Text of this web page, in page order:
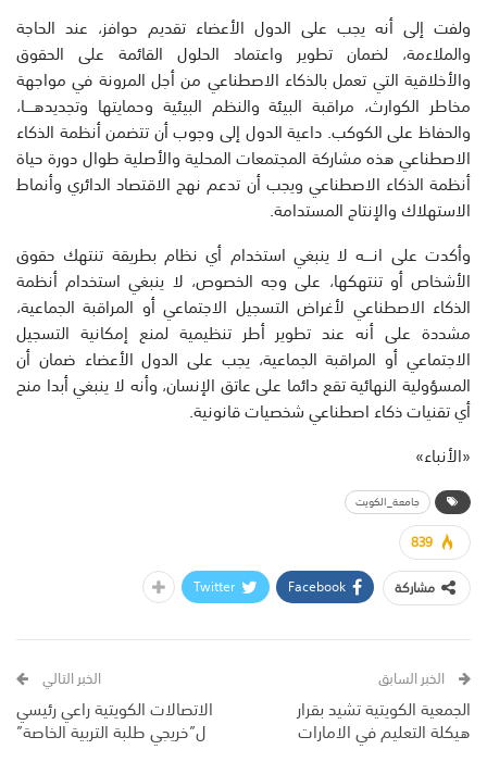
ولفت إلى أنه يجب على الدول الأعضاء تقديم حوافز، عند الحاجة
والملاءمة، لضمان تطوير واعتماد الحلول القائمة على الحقوق
والأخلاقية التي تعمل بالذكاء الاصطناعي من أجل المرونة في مواجهة
مخاطر الكوارث، مراقبة البيئة والنظم البيئية وحمايتها وتجديدهــــا،
والحفاظ على الكوكب. داعية الدول إلى وجوب أن تتضمن أنظمة الذكاء
الاصطناعي هذه مشاركة المجتمعات المحلية والأصلية طوال دورة حياة
أنظمة الذكاء الاصطناعي ويجب أن تدعم نهج الاقتصاد الدائري وأنماط
الاستهلاك والإنتاج المستدامة.
وأكدت على انــــه لا ينبغي استخدام أي نظام بطريقة تنتهك حقوق
الأشخاص أو تنتهكها، على وجه الخصوص، لا ينبغي استخدام أنظمة
الذكاء الاصطناعي لأغراض التسجيل الاجتماعي أو المراقبة الجماعية،
مشددة على أنه عند تطوير أطر تنظيمية لمنع إمكانية التسجيل
الاجتماعي أو المراقبة الجماعية، يجب على الدول الأعضاء ضمان أن
المسؤولية النهائية تقع دائما على عاتق الإنسان، وأنه لا ينبغي أبدا منح
أي تقنيات ذكاء اصطناعي شخصيات قانونية.
«الأنباء»
جامعة_الكويت
839
مشاركة
Facebook
Twitter
الخبر السابق
الجمعية الكويتية تشيد بقرار
هيكلة التعليم في الامارات
الخبر التالي
الاتصالات الكويتية راعي رئيسي
ل”خريجي طلبة التربية الخاصة”